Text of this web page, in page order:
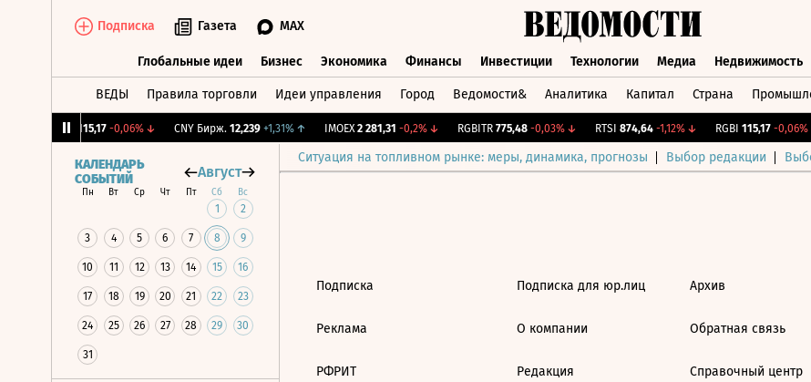
Подписка Газета MAX
Глобальные идеи Бизнес Экономика Финансы Инвестиции Технологии Медиа Недвижимость
ВЕДЫ Правила торговли Идеи управления Город Ведомости& Аналитика Капитал Страна
115,17 -0,06%↓ CNY Бирж. 12,239 +1,31%↑ IMOEX 2 281,31 -0,2%↓ RGBITR 775,48 -0,03%↓ RTSI 874,64 -1,12%↓ RGBI 115,17 -0,06%
Ситуация на топливном рынке: меры, динамика, прогнозы Выбор редакции
КАЛЕНДАРЬ
СОБЫТИЙ
Август
Пн Вт Ср Чт Пт Сб Вс
1 2
3 4 5 6 7 8 9
10 11 12 13 14 15 16
17 18 19 20 21 22 23
24 25 26 27 28 29 30
31
Подписка
Реклама
РФРИТ
Подписка для юр.лиц
О компании
Редакция
Архив
Обратная связь
Справочный центр